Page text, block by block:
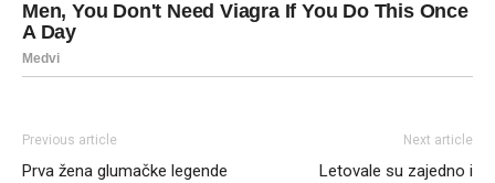
Previous article
Prva žena glumačke legende
Next article
Letovale su zajedno i